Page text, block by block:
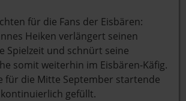
für die Fans der Eisbären:
Heiken verlängert seinen
Spielzeit und schnürt seine
somit weiterhin im Eisbären-Käfig.
für die Mitte September startende
gefüllt.